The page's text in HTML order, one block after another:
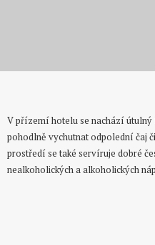
V přízemí hotelu se nachází útulný
pohodlně vychutnat odpolední čaj
prostředí se také servíruje dobré
nealkoholických a alkoholických